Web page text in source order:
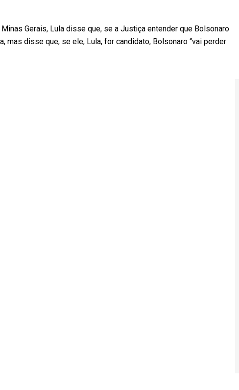
Gerais, Lula disse que, se a Justiça entender que Bolsonaro
mas disse que, se ele, Lula, for candidato, Bolsonaro “vai perder